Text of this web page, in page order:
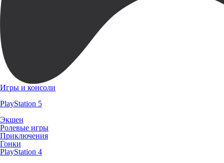
Игры и консоли
PlayStation 5
Экшен
Ролевые игры
Приключения
Гонки
PlayStation 4